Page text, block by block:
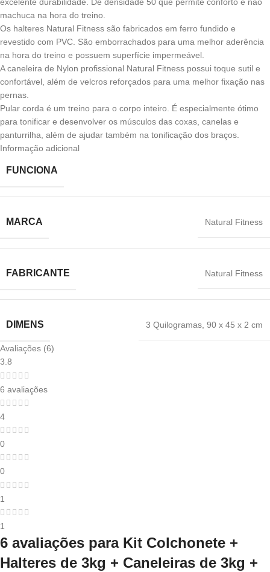
excelente durabilidade. De densidade 50 que permite conforto e não
machuca na hora do treino.
Os halteres Natural Fitness são fabricados em ferro fundido e
revestido com PVC. São emborrachados para uma melhor aderência
na hora do treino e possuem superfície impermeável.
A caneleira de Nylon profissional Natural Fitness possui toque sutil e
confortável, além de velcros reforçados para uma melhor fixação nas
pernas.
Pular corda é um treino para o corpo inteiro. É especialmente ótimo
para tonificar e desenvolver os músculos das coxas, canelas e
panturrilha, além de ajudar também na tonificação dos braços.
Informação adicional
FUNCIONA
MARCA ‎Natural Fitness
FABRICANTE ‎Natural Fitness
DIMENS 3 Quilogramas, ‎90 x 45 x 2 cm
Avaliações (6)
3.8
6 avaliações
4
0
0
1
1
6 avaliações para Kit Colchonete +
Halteres de 3kg + Caneleiras de 3kg +